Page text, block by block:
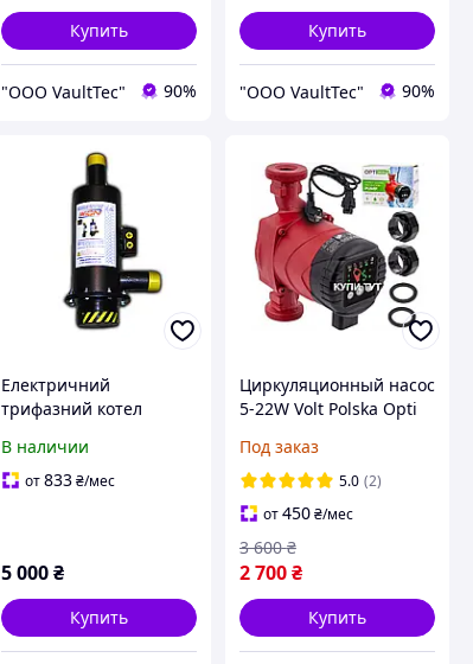
Купить
"ООО VaultTec" 90%
Купить
"ООО VaultTec" 90%
Електричний
трифазний котел
електродний
опалювальний
В наличии
от833 ₴/мес
5 000 ₴
Купить
Циркуляционный насос
5-22W Volt Polska Opti
энергосберегающий
Под заказ
5.0 (2)
от450₴/мес
2 700₴
3 600 ₴
Купить